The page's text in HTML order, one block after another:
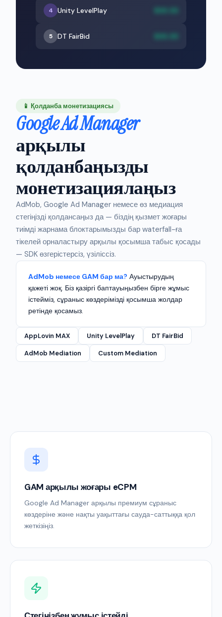
📱 Қолданба монетизациясы
Google Ad Manager
арқылы
қолданбаңызды
монетизациялаңыз
AdMob, Google Ad Manager немесе өз медиация
стегіңізді қолдансаңыз да — біздің қызмет жоғары
тиімді жарнама блоктарымызды бар waterfall-ға
тікелей орналастыру арқылы қосымша табыс қосады
— SDK өзгерістерсіз, үзіліссіз.
AdMob немесе GAM бар ма? Ауыстырудың
қажеті жоқ. Біз қазіргі баптауыңызбен бірге жұмыс
істейміз, сұраныс көздерімізді қосымша жолдар
ретінде қосамыз.
AppLovin MAX Unity LevelPlay DT FairBid
AdMob Mediation Custom Mediation
4 Unity LevelPlay
5 DT FairBid
GAM арқылы жоғары eCPM
Google Ad Manager арқылы премиум сұраныс
көздеріне және нақты уақыттағы сауда-саттыққа қол
жеткізіңіз.